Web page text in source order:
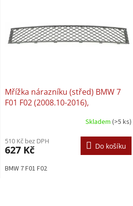
Mřížka nárazníku (střed) BMW 7
F01 F02 (2008.10-2016),
Skladem (>5 ks)
510 Kč bez DPH
627 Kč Do košíku
BMW 7 F01 F02